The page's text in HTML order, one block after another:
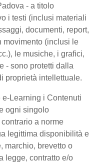
- a titolo
i testi (inclusi materiali
documenti, report,
movimento (inclusi le
le musiche, i grafici,
- sono protetti dalla
proprietà intellettuale.
Learning i Contenuti
ogni singolo
a norme
legittima disponibilità e
marchio, brevetto o
legge, contratto e/o